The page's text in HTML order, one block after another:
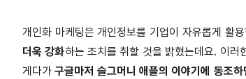
개인화 마케팅은 개인정보를 기업이 자유롭게 활
더욱 강화하는 조치를 취할 것을 밝혔는데요. 이러
게다가구글마저 슬그머니 애플의 이야기에 동조